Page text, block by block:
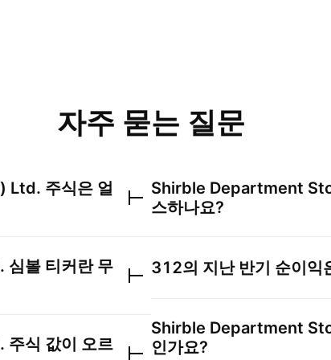
자주 묻는 질문
Ltd. 주식은 얼
심볼 티커란 무
주식 값이 오르
Shirble Department
스하나요?
312의 지난 반기 순이익
Shirble Department
인가요?